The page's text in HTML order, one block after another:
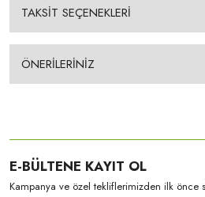
TAKSİT SEÇENEKLERİ
ÖNERİLERİNİZ
E-BÜLTENE KAYIT OL
Kampanya ve özel tekliflerimizden ilk önce